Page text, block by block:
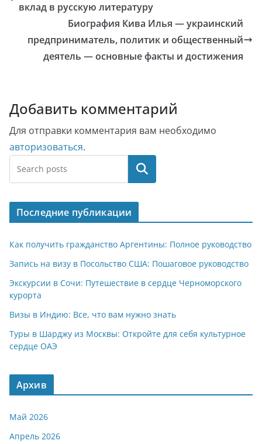
вклад в русскую литературу
Биография Кива Илья — украинский
предприниматель, политик и общественный
деятель — основные факты и достижения
Добавить комментарий
Для отправки комментария вам необходимо
авторизоваться.
Поиск
Последние публикации
Как получить гражданство Аргентины: Полное руководство
Запись на визу в Посольство США: Пошаговое руководство
Экскурсии в Сочи: Путешествие в сердце Черноморского
курорта
Визы в Индию: Все, что вам нужно знать
Туры в Шарджу из Москвы: Откройте для себя культурное
сердце ОАЭ
Архив
Май 2026
Апрель 2026